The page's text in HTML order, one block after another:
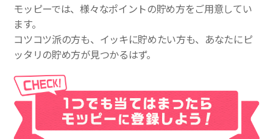
モッピーでは、様々なポイントの貯め方をご用意してい
ます。
コツコツ派の方も、イッキに貯めたい方も、あなたにピ
ッタリの貯め方が見つかるはず。